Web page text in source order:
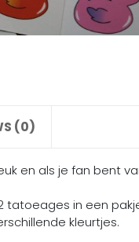
(0)
en als je fan bent
tatoeages in een
kleurtjes.